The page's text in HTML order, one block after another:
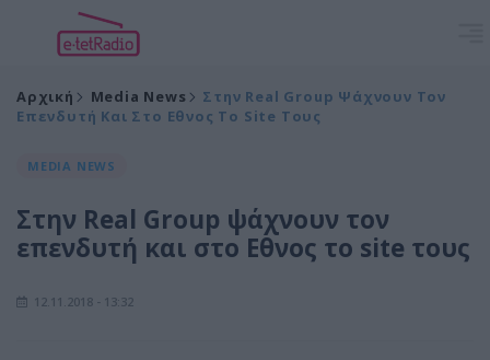
Αρχική Media News
Στην Real Group Ψάχνουν Τον
Επενδυτή Και Στο Εθνος Το Site Τους
MEDIA NEWS
Στην Real Group ψάχνουν τον
επενδυτή και στο Εθνος το site τους
12.11.2018 - 13:32